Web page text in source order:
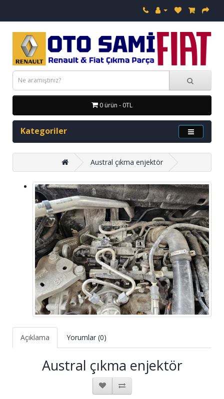
0 ürün - 0TL
Kategoriler
Austral çıkma enjektör
Açıklama Yorumlar (0)
Austral çıkma enjektör